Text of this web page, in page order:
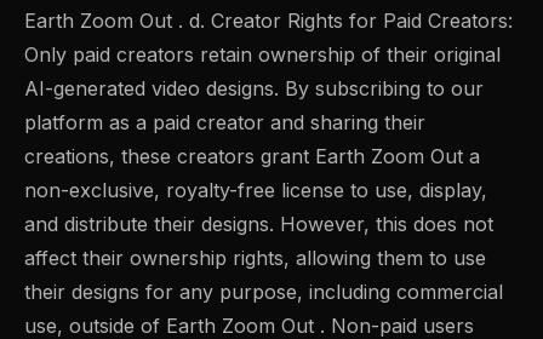
Earth Zoom Out . d. Creator Rights for Paid Creators:
Only paid creators retain ownership of their original
AI-generated video designs. By subscribing to our
platform as a paid creator and sharing their
creations, these creators grant Earth Zoom Out a
non-exclusive, royalty-free license to use, display,
and distribute their designs. However, this does not
affect their ownership rights, allowing them to use
their designs for any purpose, including commercial
use, outside of Earth Zoom Out . Non-paid users